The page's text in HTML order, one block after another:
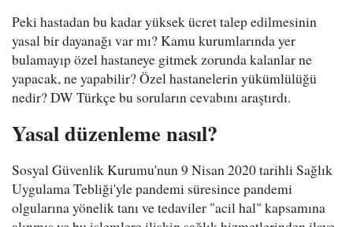
Peki hastadan bu kadar yüksek ücret talep edilmesinin
yasal bir dayanağı var mı? Kamu kurumlarında yer
bulamayıp özel hastaneye gitmek zorunda kalanlar ne
yapacak, ne yapabilir? Özel hastanelerin yükümlülüğü
nedir? DW Türkçe bu soruların cevabını araştırdı.
Yasal düzenleme nasıl?
Sosyal Güvenlik Kurumu'nun 9 Nisan 2020 tarihli Sağlık
Uygulama Tebliği'yle pandemi süresince pandemi
olgularına yönelik tanı ve tedaviler "acil hal" kapsamına